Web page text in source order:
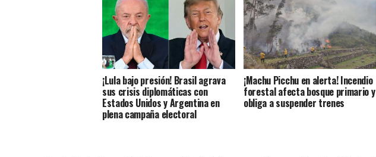
¡Lula bajo presión! Brasil agrava
sus crisis diplomáticas con
Estados Unidos y Argentina en
plena campaña electoral
¡Machu Picchu en alerta! Incendio
forestal afecta bosque primario y
obliga a suspender trenes